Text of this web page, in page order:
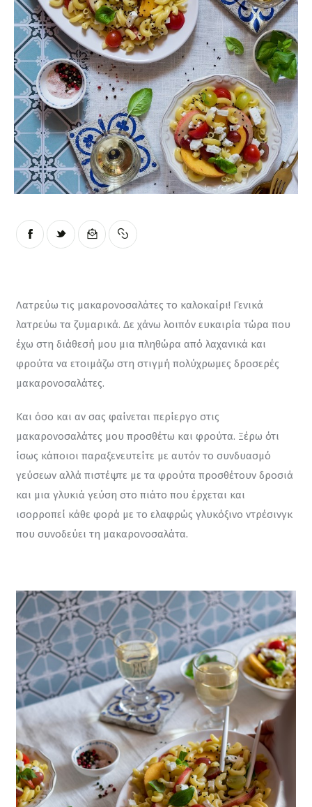
Λατρεύω τις μακαρονοσαλάτες το καλοκαίρι! Γενικά
λατρεύω τα ζυμαρικά. Δε χάνω λοιπόν ευκαιρία τώρα που
έχω στη διάθεσή μου μια πληθώρα από λαχανικά και
φρούτα να ετοιμάζω στη στιγμή πολύχρωμες δροσερές
μακαρονοσαλάτες.
Και όσο και αν σας φαίνεται περίεργο στις
μακαρονοσαλάτες μου προσθέτω και φρούτα. Ξέρω ότι
ίσως κάποιοι παραξενευτείτε με αυτόν το συνδυασμό
γεύσεων αλλά πιστέψτε με τα φρούτα προσθέτουν δροσιά
και μια γλυκιά γεύση στο πιάτο που έρχεται και
ισορροπεί κάθε φορά με το ελαφρώς γλυκόξινο ντρέσινγκ
που συνοδεύει τη μακαρονοσαλάτα.